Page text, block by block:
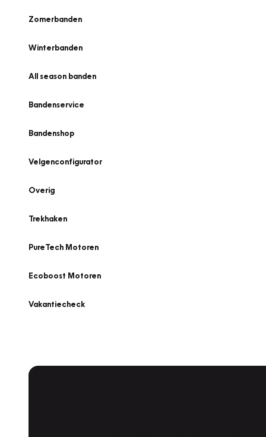
Zomerbanden
Winterbanden
All season banden
Bandenservice
Bandenshop
Velgenconfigurator
Overig
Trekhaken
PureTech Motoren
Ecoboost Motoren
Vakantiecheck